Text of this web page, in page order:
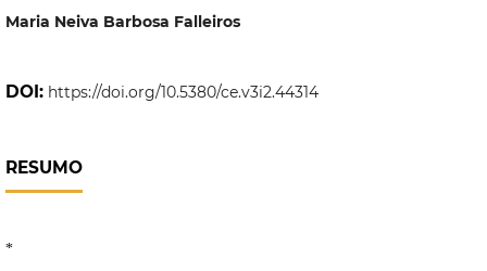
Maria Neiva Barbosa Falleiros
DOI: https://doi.org/10.5380/ce.v3i2.44314
RESUMO
*